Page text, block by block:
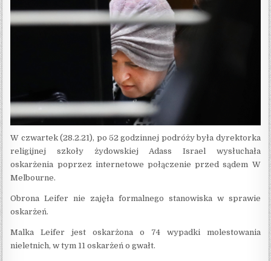
W czwartek (28.2.21), po 52 godzinnej podróży była dyrektorka
religijnej szkoły żydowskiej Adass Israel wysłuchała
oskarżenia poprzez internetowe połączenie przed sądem W
Melbourne.
Obrona Leifer nie zajęła formalnego stanowiska w sprawie
oskarżeń.
Malka Leifer jest oskarżona o 74 wypadki molestowania
nieletnich, w tym 11 oskarżeń o gwałt.